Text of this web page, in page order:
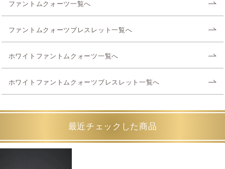
ファントムクォーツ一覧へ
ファントムクォーツブレスレット一覧へ
ホワイトファントムクォーツ一覧へ
ホワイトファントムクォーツブレスレット一覧へ
最近チェックした商品